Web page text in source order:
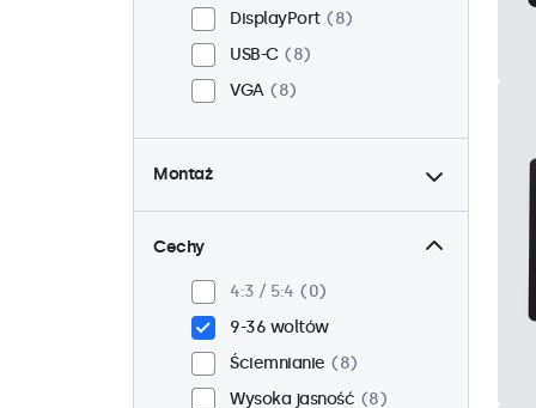
DisplayPort
8
USB-C
8
VGA
8
Montaż
Panelowy
8
VESA 75 x 75
VESA 100 x 100
Cechy
4:3 / 5:4
0
9-36 woltów
Ściemnianie
8
Wysoka jasność
8